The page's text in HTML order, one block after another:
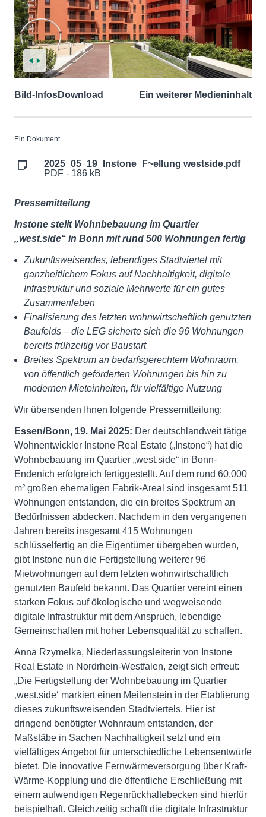
Bild-InfosDownload Ein weiterer Medieninhalt
Ein Dokument
2025_05_19_Instone_F~ellung westside.pdf
PDF - 186 kB
Pressemitteilung
Instone stellt Wohnbebauung im Quartier
„west.side“ in Bonn mit rund 500 Wohnungen fertig
Zukunftsweisendes, lebendiges Stadtviertel mit
ganzheitlichem Fokus auf Nachhaltigkeit, digitale
Infrastruktur und soziale Mehrwerte für ein gutes
Zusammenleben
Finalisierung des letzten wohnwirtschaftlich genutzten
Baufelds – die LEG sicherte sich die 96 Wohnungen
bereits frühzeitig vor Baustart
Breites Spektrum an bedarfsgerechtem Wohnraum,
von öffentlich geförderten Wohnungen bis hin zu
modernen Mieteinheiten, für vielfältige Nutzung
Wir übersenden Ihnen folgende Pressemitteilung:
Essen/Bonn, 19. Mai 2025: Der deutschlandweit tätige
Wohnentwickler Instone Real Estate („Instone“) hat die
Wohnbebauung im Quartier „west.side“ in Bonn-
Endenich erfolgreich fertiggestellt. Auf dem rund 60.000
m² großen ehemaligen Fabrik-Areal sind insgesamt 511
Wohnungen entstanden, die ein breites Spektrum an
Bedürfnissen abdecken. Nachdem in den vergangenen
Jahren bereits insgesamt 415 Wohnungen
schlüsselfertig an die Eigentümer übergeben wurden,
gibt Instone nun die Fertigstellung weiterer 96
Mietwohnungen auf dem letzten wohnwirtschaftlich
genutzten Baufeld bekannt. Das Quartier vereint einen
starken Fokus auf ökologische und wegweisende
digitale Infrastruktur mit dem Anspruch, lebendige
Gemeinschaften mit hoher Lebensqualität zu schaffen.
Anna Rzymelka, Niederlassungsleiterin von Instone
Real Estate in Nordrhein-Westfalen, zeigt sich erfreut:
„Die Fertigstellung der Wohnbebauung im Quartier
‚west.side‘ markiert einen Meilenstein in der Etablierung
dieses zukunftsweisenden Stadtviertels. Hier ist
dringend benötigter Wohnraum entstanden, der
Maßstäbe in Sachen Nachhaltigkeit setzt und ein
vielfältiges Angebot für unterschiedliche Lebensentwürfe
bietet. Die innovative Fernwärmeversorgung über Kraft-
Wärme-Kopplung und die öffentliche Erschließung mit
einem aufwendigen Regenrückhaltebecken sind hierfür
beispielhaft. Gleichzeitig schafft die digitale Infrastruktur